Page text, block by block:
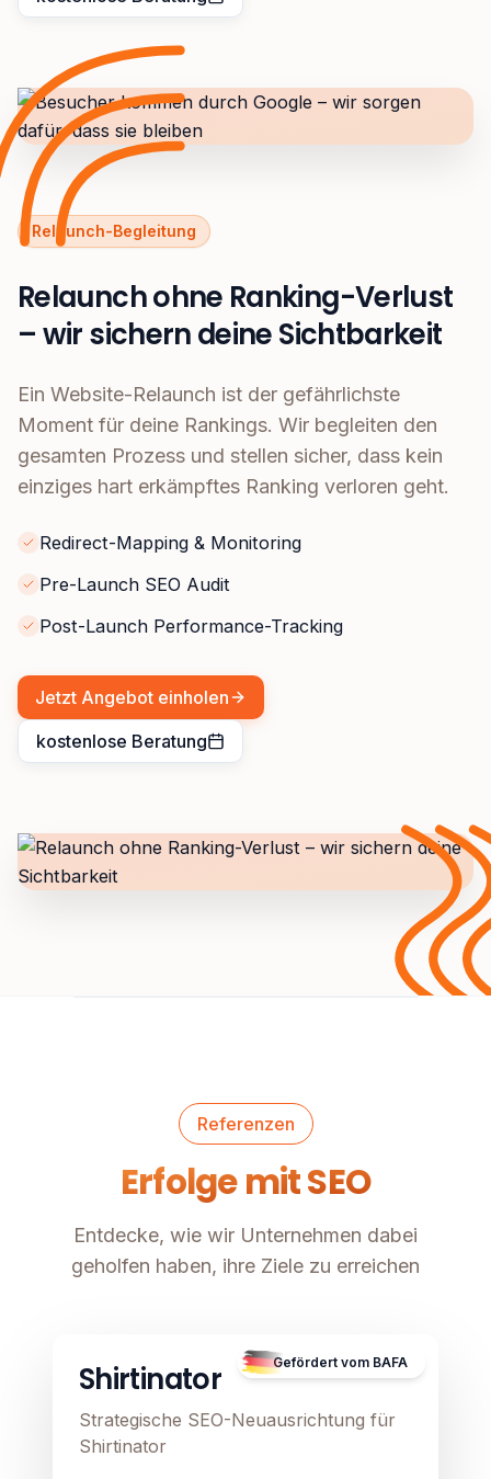
Relaunch-Begleitung
Relaunch ohne Ranking-Verlust
– wir sichern deine Sichtbarkeit
Ein Website-Relaunch ist der gefährlichste
Moment für deine Rankings. Wir begleiten den
gesamten Prozess und stellen sicher, dass kein
einziges hart erkämpftes Ranking verloren geht.
Redirect-Mapping & Monitoring
Pre-Launch SEO Audit
Post-Launch Performance-Tracking
Jetzt Angebot einholen
kostenlose Beratung
Referenzen
Erfolge mit SEO
Entdecke, wie wir Unternehmen dabei
geholfen haben, ihre Ziele zu erreichen
Gefördert vom BAFA
Shirtinator
Strategische SEO-Neuausrichtung für
Shirtinator